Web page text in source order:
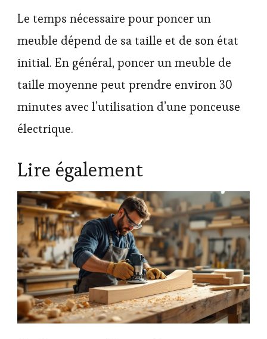
Le temps nécessaire pour poncer un
meuble dépend de sa taille et de son état
initial. En général, poncer un meuble de
taille moyenne peut prendre environ 30
minutes avec l’utilisation d’une ponceuse
électrique.
Lire également